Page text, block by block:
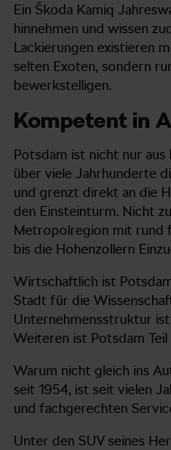
Ein Škoda Kamiq
hinnehmen und wissen
Lackierungen existieren
selten Exoten, sondern
bewerkstelligen.
Kompetent in
Potsdam ist nicht nur
über viele Jahrhunderte
und grenzt direkt an die
den Einsteinturm. Nicht
Metropolregion mit rund
bis die Hohenzollern
Wirtschaftlich ist
Stadt für die
Unternehmensstruktur
Weiteren ist Potsdam
Warum nicht gleich ins
seit 1954, ist seit vielen
und fachgerechten
Unter den SUV seines